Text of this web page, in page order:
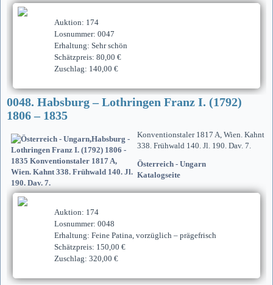
Auktion: 174
Losnummer: 0047
Erhaltung: Sehr schön
Schätzpreis: 80,00 €
Zuschlag: 140,00 €
0048. Habsburg – Lothringen Franz I. (1792)
1806 – 1835
Konventionstaler 1817 A, Wien. Kahnt
338. Frühwald 140. Jl. 190. Dav. 7.
Österreich - Ungarn
Katalogseite
Auktion: 174
Losnummer: 0048
Erhaltung: Feine Patina, vorzüglich – prägefrisch
Schätzpreis: 150,00 €
Zuschlag: 320,00 €